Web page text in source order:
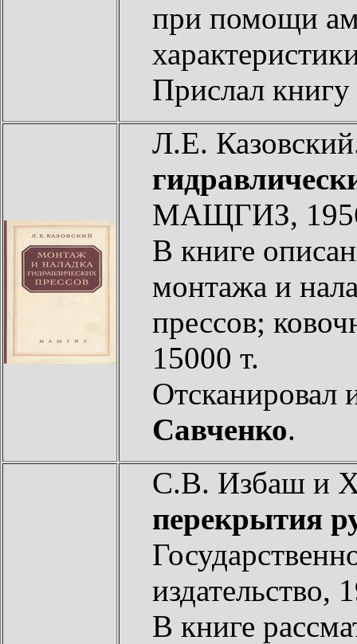
при помощи
Прислал книгу
Л.Е.
МАЩГИЗ,
В книге
монтажа и
прессов;
15000 т.
Отсканировал
Савченко.
С.В. Избаш и
перекрытия
издательство,
В книге